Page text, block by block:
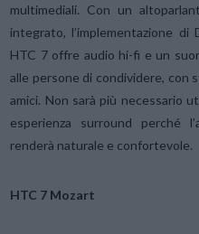
multimediali. Con un
integrato, l’implementazione
HTC 7 offre audio hi-fi e un
alle persone di condividere, con
amici. Non sarà più necessario
esperienza surround perché
renderà naturale e confortevole.
HTC 7 Mozart